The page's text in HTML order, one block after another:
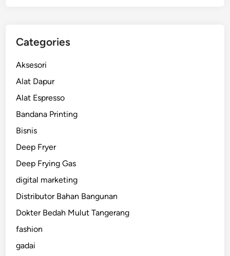
Categories
Aksesori
Alat Dapur
Alat Espresso
Bandana Printing
Bisnis
Deep Fryer
Deep Frying Gas
digital marketing
Distributor Bahan Bangunan
Dokter Bedah Mulut Tangerang
fashion
gadai